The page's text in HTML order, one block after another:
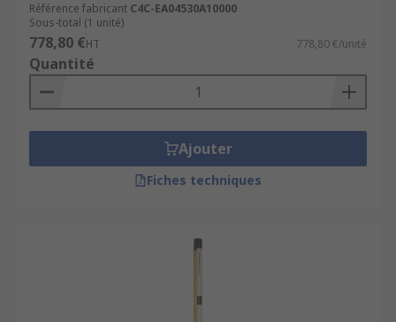
Référence fabricant C4C-EA04530A10000
Sous-total (1 unité)
778,80 €HT 778,80 €/unité
Quantité
Ajouter
Fiches techniques